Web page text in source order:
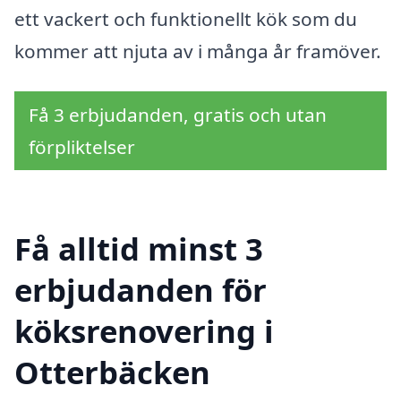
ett vackert och funktionellt kök som du
kommer att njuta av i många år framöver.
Få 3 erbjudanden, gratis och utan
förpliktelser
Få alltid minst 3
erbjudanden för
köksrenovering i
Otterbäcken